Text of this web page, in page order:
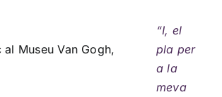
Museu Van Gogh,
“I, el
pla per
a la
meva